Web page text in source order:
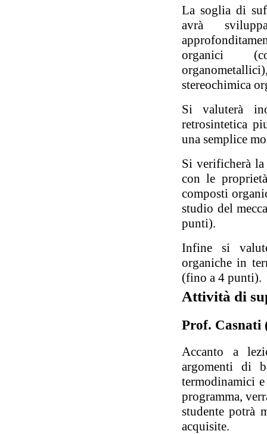
La soglia di
avrà
organici
stereochimica
Si valuterà
retrosintetica
una semplice
Si verificherà
con le
composti
studio del
punti).
Infine si
organiche in
(fino a 4 punti).
Attività di
Prof. Casnati
Accanto a
argomenti di
termodinamici
programma,
studente potrà
acquisite.